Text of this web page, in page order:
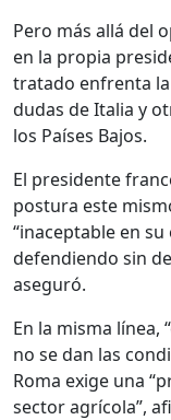
Pero más allá del
en la propia
tratado enfrenta
dudas de Italia y
los Países Bajos.
El presidente
postura este
“inaceptable en
defendiendo sin
aseguró.
En la misma línea,
no se dan las
Roma exige una
sector agrícola”,